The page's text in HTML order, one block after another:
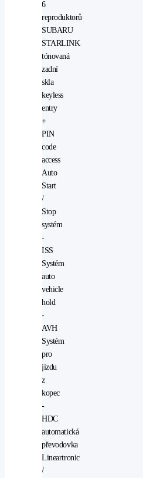
6
reproduktorů
SUBARU
STARLINK
tónovaná
zadní
skla
keyless
entry
+
PIN
code
access
Auto
Start
/
Stop
systém
-
ISS
Systém
auto
vehicle
hold
-
AVH
Systém
pro
jízdu
z
kopec
-
HDC
automatická
převodovka
Lineartronic
/